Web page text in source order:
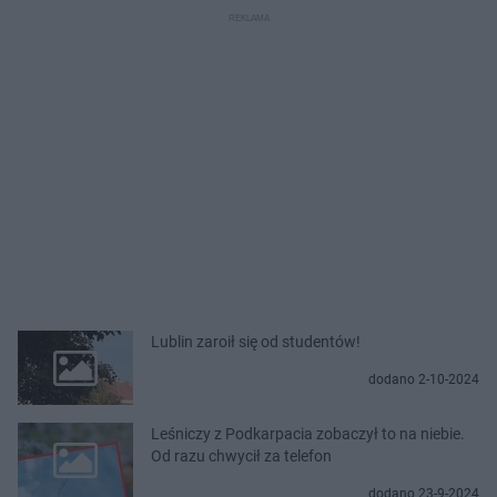
Lublin zaroił się od studentów!
dodano 2-10-2024
Leśniczy z Podkarpacia zobaczył to na niebie.
Od razu chwycił za telefon